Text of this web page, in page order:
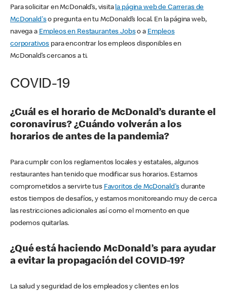
Para solicitar en McDonald’s, visita la página web de Carreras de
McDonald'so pregunta en tu McDonald’s local. En la página web,
navega a Empleos en Restaurantes Jobso a Empleos
corporativos para encontrar los empleos disponibles en
McDonald’s cercanos a ti.
COVID-19
¿Cuál es el horario de McDonald’s durante el
coronavirus? ¿Cuándo volverán a los
horarios de antes de la pandemia?
Para cumplir con los reglamentos locales y estatales, algunos
restaurantes han tenido que modificar sus horarios. Estamos
comprometidos a servirte tus Favoritos de McDonald's durante
estos tiempos de desafíos, y estamos monitoreando muy de cerca
las restricciones adicionales así como el momento en que
podemos quitarlas.
¿Qué está haciendo McDonald’s para ayudar
a evitar la propagación del COVID-19?
La salud y seguridad de los empleados y clientes en los